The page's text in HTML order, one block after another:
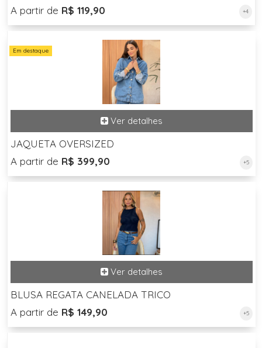
A partir de R$ 119,90 +4
Em destaque
JAQUETA OVERSIZED
A partir de R$ 399,90 +5
BLUSA REGATA CANELADA TRICO
A partir de R$ 149,90 +5